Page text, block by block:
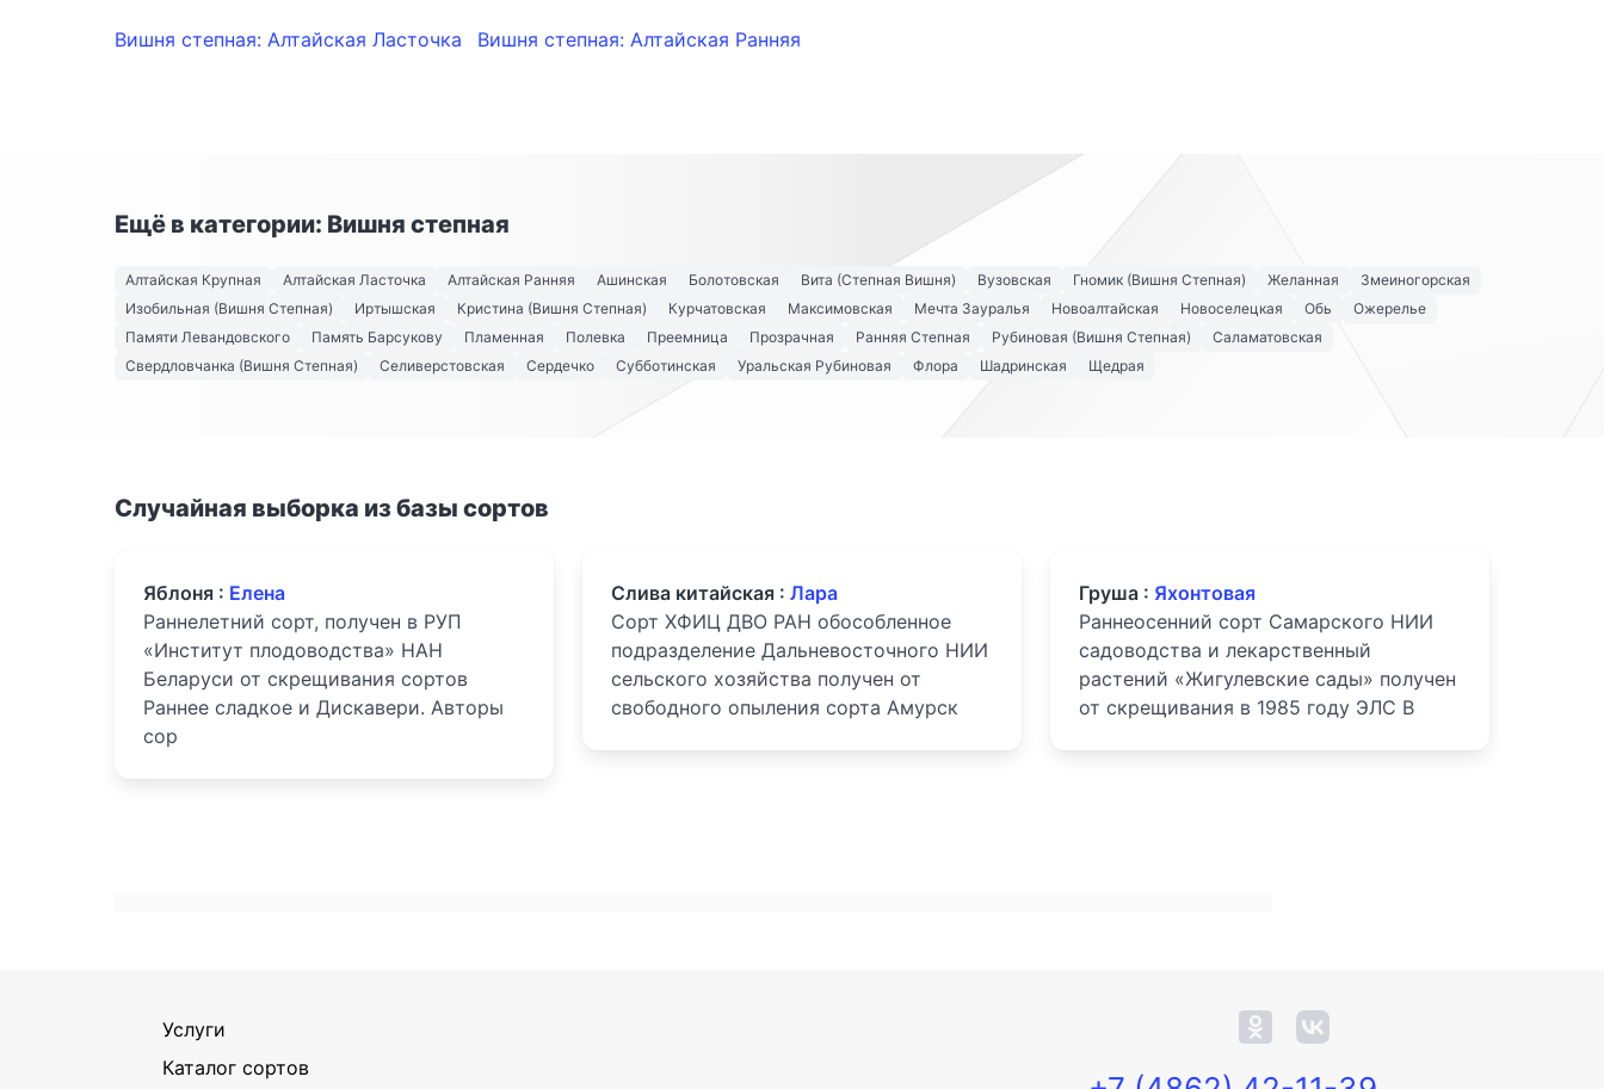
Вишня степная: Алтайская Ласточка Вишня степная: Алтайская Ранняя
Ещё в категории: Вишня степная
Алтайская Крупная Алтайская Ласточка Алтайская Ранняя Ашинская Болотовская Вита (Степная Вишня) Вузовская Гномик (Вишня Степная) Желанная
Змеиногорская
Изобильная (Вишня Степная)
Иртышская Кристина (Вишня Степная) Курчатовская Максимовская Мечта Зауралья Новоалтайская Новоселецкая Обь
Ожерелье
Памяти Левандовского
Память Барсукову Пламенная Полевка Преемница Прозрачная Ранняя Степная Рубиновая (Вишня Степная)
Саламатовская
Свердловчанка (Вишня Степная)
Селиверстовская Сердечко Субботинская Уральская Рубиновая Флора Шадринская Щедрая
Случайная выборка из базы сортов
Яблоня : Елена
Раннелетний сорт, получен в РУП
«Институт плодоводства» НАН
Беларуси от скрещивания сортов
Раннее сладкое и Дискавери. Авторы
сор
Слива китайская : Лара
Сорт ХФИЦ ДВО РАН обособленное
подразделение Дальневосточного НИИ
сельского хозяйства получен от
свободного опыления сорта Амурск
Груша : Яхонтовая
Раннеосенний сорт Самарского НИИ
садоводства и лекарственный
растений «Жигулевские сады» получен
от скрещивания в 1985 году ЭЛС В
Услуги
Каталог сортов